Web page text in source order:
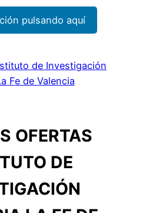
pulsando aquí
de Investigación
Fe de Valencia
OFERTAS
DE